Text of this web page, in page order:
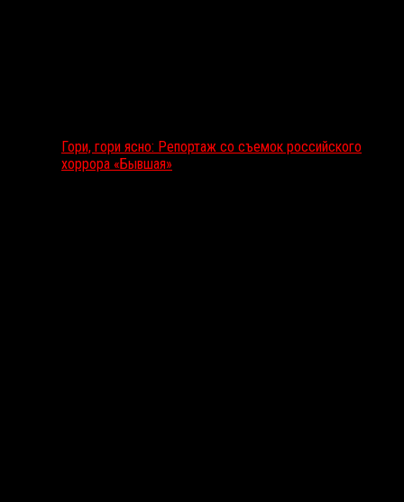
Гори, гори ясно: Репортаж со съемок российского
хоррора «Бывшая»